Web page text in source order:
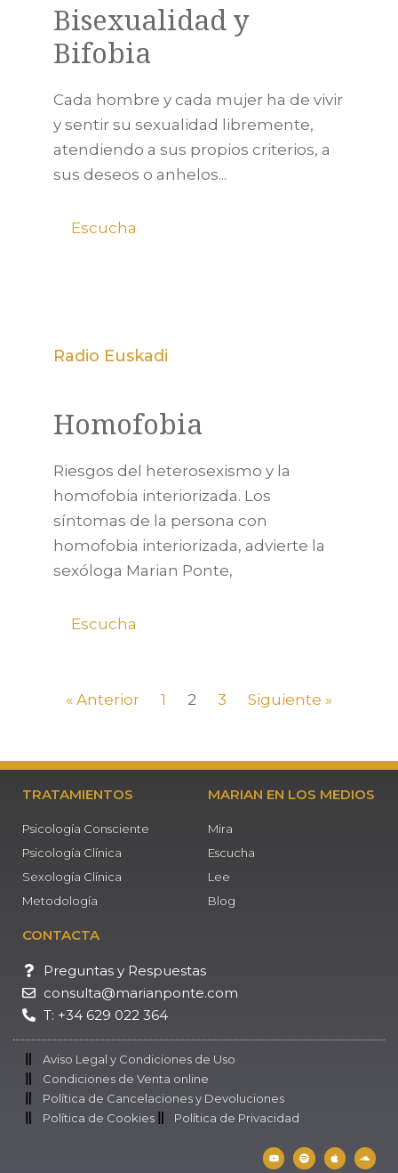
Bisexualidad y
Bifobia
Cada hombre y cada mujer ha de vivir
y sentir su sexualidad libremente,
atendiendo a sus propios criterios, a
sus deseos o anhelos...
Escucha
Radio Euskadi
Homofobia
Riesgos del heterosexismo y la
homofobia interiorizada. Los
síntomas de la persona con
homofobia interiorizada, advierte la
sexóloga Marian Ponte,
Escucha
« Anterior 1 2 3 Siguiente »
TRATAMIENTOS
Psicología Consciente
Psicología Clínica
Sexología Clínica
Metodología
MARIAN EN LOS MEDIOS
Mira
Escucha
Lee
Blog
CONTACTA
Preguntas y Respuestas
consulta@marianponte.com
T: +34 629 022 364
Aviso Legal y Condiciones de Uso
Condiciones de Venta online
Política de Cancelaciones y Devoluciones
Política de Cookies
Política de Privacidad